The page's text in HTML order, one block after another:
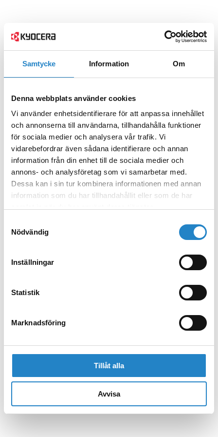
Samtycke Information Om
Denna webbplats använder cookies
Vi använder enhetsidentifierare för att anpassa innehållet
och annonserna till användarna, tillhandahålla funktioner
för sociala medier och analysera vår trafik. Vi
vidarebefordrar även sådana identifierare och annan
information från din enhet till de sociala medier och
annons- och analysföretag som vi samarbetar med.
Dessa kan i sin tur kombinera informationen med annan
information som du har tillhandahållit eller som de har
Nödvändig
Inställningar
Statistik
Marknadsföring
Tillåt alla
Avvisa